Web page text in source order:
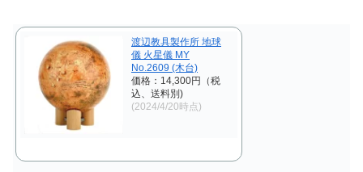
渡辺教具製作所 地球
儀 火星儀 MY
No.2609 (木台)
価格：14,300円（税
込、送料別)
(2024/4/20時点)